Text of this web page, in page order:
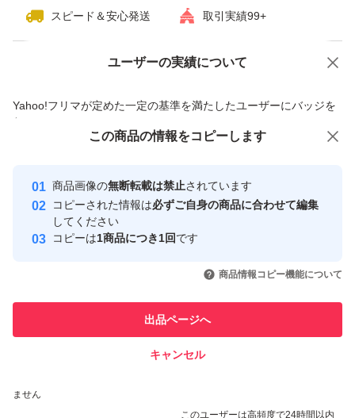
スピード＆安心発送 取引実績99+
ユーザーの実績について
Yahoo!フリマが定めた一定の基準を満たしたユーザーにバッジを
付与しています
安心取引出品者
心・安全なユーザーです
取引実績
引を完了させた実績があります
での取引実績があります
ません
このユーザーは高頻度で24時間以内
価格の相談 商品への質問
この商品の情報をコピーします
商品画像の無断転載は禁止されています
コピーされた情報は必ずご自身の商品に合わせて編集
してください
コピーは1商品につき1回です
商品情報コピー機能について
出品ページへ
キャンセル
この商品をみている人にオススメ